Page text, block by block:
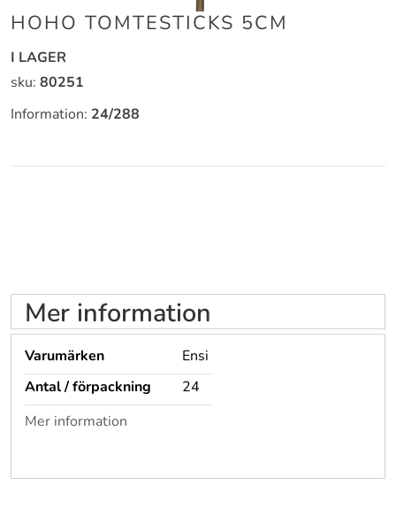
HOHO TOMTESTICKS 5CM
I LAGER
sku: 80251
Information: 24/288
Hoppa
början
av
bildgalleriet
Mer information
Mer information
Varumärken
Ensi
Antal / förpackning
24